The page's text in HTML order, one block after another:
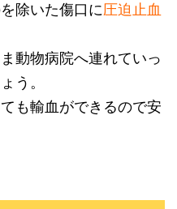
除いた傷口に圧迫止血
動物病院へ連れていっ
う。
も輸血ができるので安